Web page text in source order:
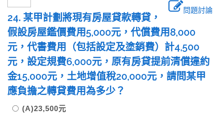
問題討論
24. 某甲計劃將現有房屋貸款轉貸，
假設房屋鑑價費用5,000元，代償費用8,000
元，代書費用（包括設定及塗銷費）計4,500
元，設定規費6,000元，原有房貸提前清償違約
金15,000元，土地增值稅20,000元，請問某甲
應負擔之轉貸費用為多少？
(A)23,500元